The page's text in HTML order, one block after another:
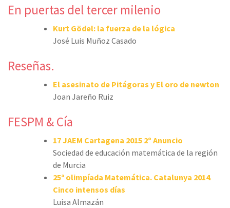
En puertas del tercer milenio
Kurt Gödel: la fuerza de la lógica
José Luis Muñoz Casado
Reseñas.
El asesinato de Pitágoras y El oro de newton
Joan Jareño Ruiz
FESPM & Cía
17 JAEM Cartagena 2015 2º Anuncio
Sociedad de educación matemática de la región
de Murcia
25ª olimpíada Matemática. Catalunya 2014.
Cinco intensos días
Luisa Almazán